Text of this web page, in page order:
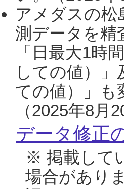
アメダスの松
測データを精
「日最大1時
しての値）
ての値）」も
（2025年8月
データ修正
※ 掲載して
場合があり